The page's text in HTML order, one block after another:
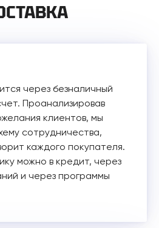
через безналичный
Проанализировав
клиентов, мы
сотрудничества,
каждого покупателя.
можно в кредит, через
и через программы